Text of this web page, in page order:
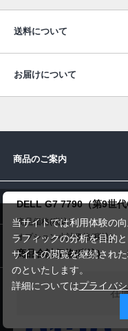
DELL G7 7790（第9世
商品価格(税込)
オプション小計価格(税込)
商品合計価格(税込)
在
送料について
お届けについて
商品のご案内
パソコン市場について
パソコン販売以外のサービス
当サイトでは利用体験の
ラフィックの分析を目的
サイトの閲覧を継続され
のといたします。
詳細についてはプライバ